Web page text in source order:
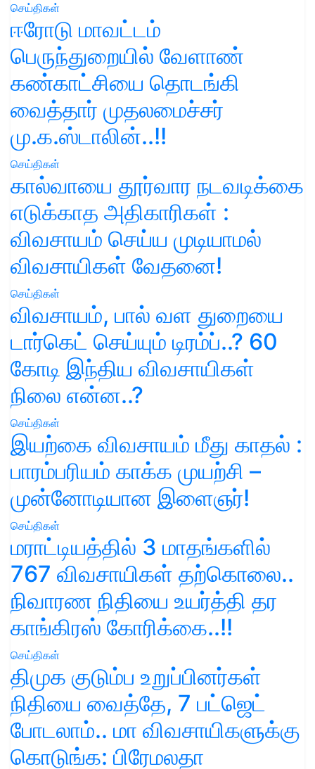
செய்திகள்
ஈரோடு மாவட்டம்
பெருந்துறையில் வேளாண்
கண்காட்சியை தொடங்கி
வைத்தார் முதலமைச்சர்
மு.க.ஸ்டாலின்..!!
செய்திகள்
கால்வாயை தூர்வார நடவடிக்கை
எடுக்காத அதிகாரிகள் :
விவசாயம் செய்ய முடியாமல்
விவசாயிகள் வேதனை!
செய்திகள்
விவசாயம், பால் வள துறையை
டார்கெட் செய்யும் டிரம்ப்..? 60
கோடி இந்திய விவசாயிகள்
நிலை என்ன..?
செய்திகள்
இயற்கை விவசாயம் மீது காதல் :
பாரம்பரியம் காக்க முயற்சி –
முன்னோடியான இளைஞர்!
செய்திகள்
மராட்டியத்தில் 3 மாதங்களில்
767 விவசாயிகள் தற்கொலை..
நிவாரண நிதியை உயர்த்தி தர
காங்கிரஸ் கோரிக்கை..!!
செய்திகள்
திமுக குடும்ப உறுப்பினர்கள்
நிதியை வைத்தே, 7 பட்ஜெட்
போடலாம்.. மா விவசாயிகளுக்கு
கொடுங்க: பிரேமலதா